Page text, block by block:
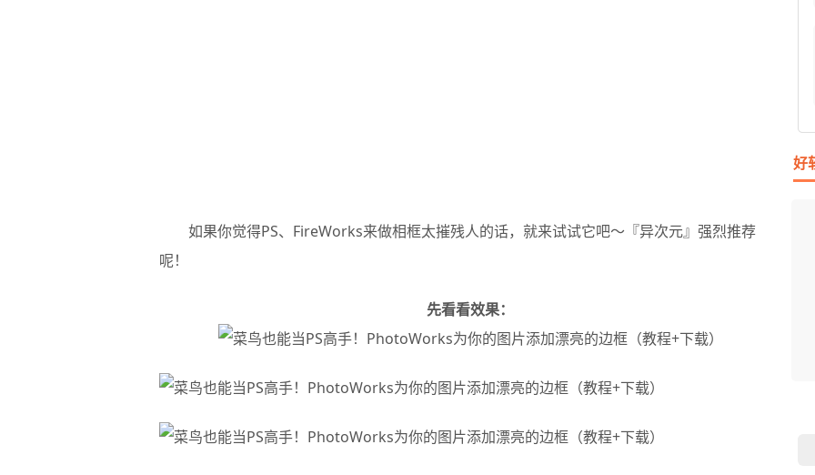
如果你觉得PS、FireWorks来做相框太摧残人的话，就来试试它吧～『异次元』强烈推荐
呢！
先看看效果：
好